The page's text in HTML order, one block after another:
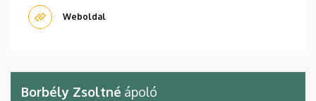
Weboldal
Borbély Zsoltné ápoló